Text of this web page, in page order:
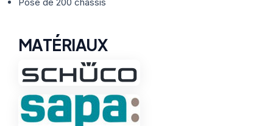
Nos Formules
MATÉRIAUX